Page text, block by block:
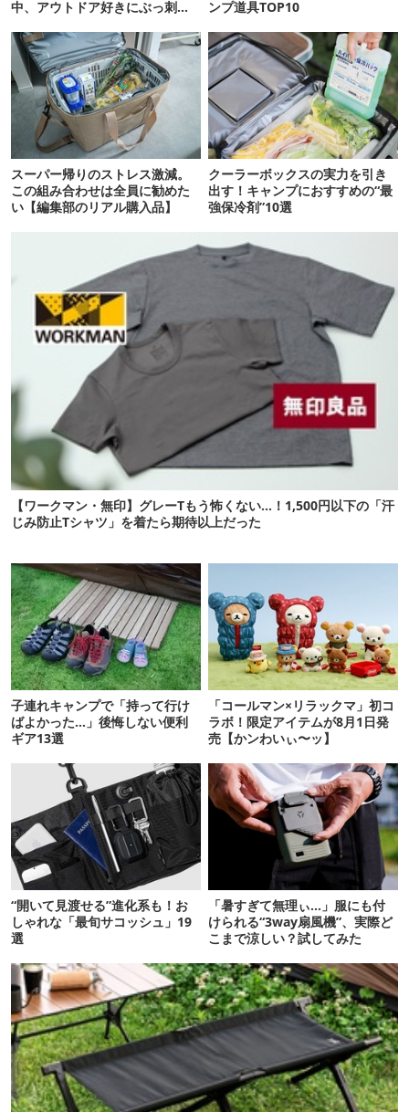
中、アウトドア好きにぶっ刺さ
ンプ道具TOP10
スーパー帰りのストレス激減。
この組み合わせは全員に勧めた
い【編集部のリアル購入品】
クーラーボックスの実力を引き
出す！キャンプにおすすめの“最
強保冷剤”10選
【ワークマン・無印】グレーTもう怖くない…！1,500円以下の「汗
じみ防止Tシャツ」を着たら期待以上だった
子連れキャンプで「持って行け
ばよかった…」後悔しない便利
ギア13選
「コールマン×リラックマ」初コ
ラボ！限定アイテムが8月1日発
売【かンわいぃ〜ッ】
“開いて見渡せる”進化系も！お
しゃれな「最旬サコッシュ」19
選
「暑すぎて無理ぃ…」服にも付
けられる“3way扇風機”、実際ど
こまで涼しい？試してみた